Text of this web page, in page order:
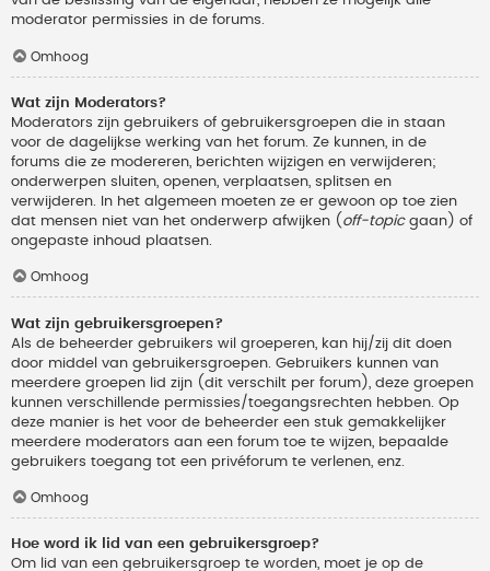
moderator permissies in de forums.
Omhoog
Wat zijn Moderators?
Moderators zijn gebruikers of gebruikersgroepen die in staan
voor de dagelijkse werking van het forum. Ze kunnen, in de
forums die ze modereren, berichten wijzigen en verwijderen;
onderwerpen sluiten, openen, verplaatsen, splitsen en
verwijderen. In het algemeen moeten ze er gewoon op toe zien
dat mensen niet van het onderwerp afwijken ( off-topicgaan) of
ongepaste inhoud plaatsen.
Omhoog
Wat zijn gebruikersgroepen?
Als de beheerder gebruikers wil groeperen, kan hij/zij dit doen
door middel van gebruikersgroepen. Gebruikers kunnen van
meerdere groepen lid zijn (dit verschilt per forum), deze groepen
kunnen verschillende permissies/toegangsrechten hebben. Op
deze manier is het voor de beheerder een stuk gemakkelijker
meerdere moderators aan een forum toe te wijzen, bepaalde
gebruikers toegang tot een privéforum te verlenen, enz.
Omhoog
Hoe word ik lid van een gebruikersgroep?
Om lid van een gebruikersgroep te worden, moet je op de